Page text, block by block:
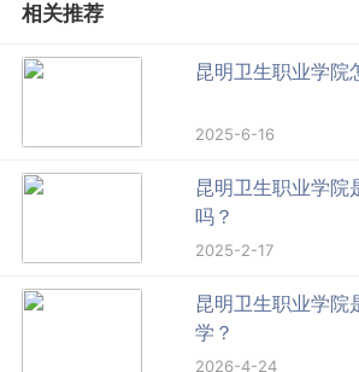
相关推荐
昆明卫生职业学院
2025-6-16
昆明卫生职业学院
吗？
2025-2-17
昆明卫生职业学院
学？
2026-4-24